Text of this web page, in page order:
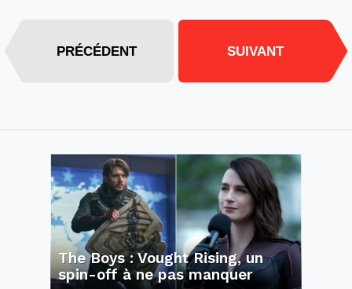
PRÉCÉDENT SUIVANT
The Boys : Vought Rising, un
spin-off à ne pas manquer